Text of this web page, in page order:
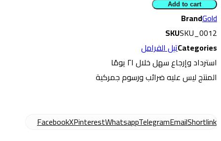
أمامى
كيا
بيكانتو
-
هيونداى
i10
Add to cart
BrandGold
SKUSKU_0012
Categoriesتيل الفرامل
استرداد وإرجاع سهل خلال ۲۱ يومًا
المنتج ليس عليه ضرائب ورسوم جمركية
FacebookXPinterestWhatsappTelegramEmailShortlink